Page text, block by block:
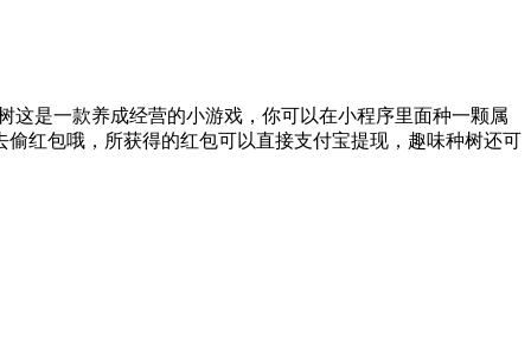
是一款养成经营的小游戏，你可以在小程序里面种一颗属
红包哦，所获得的红包可以直接支付宝提现，趣味种树还可